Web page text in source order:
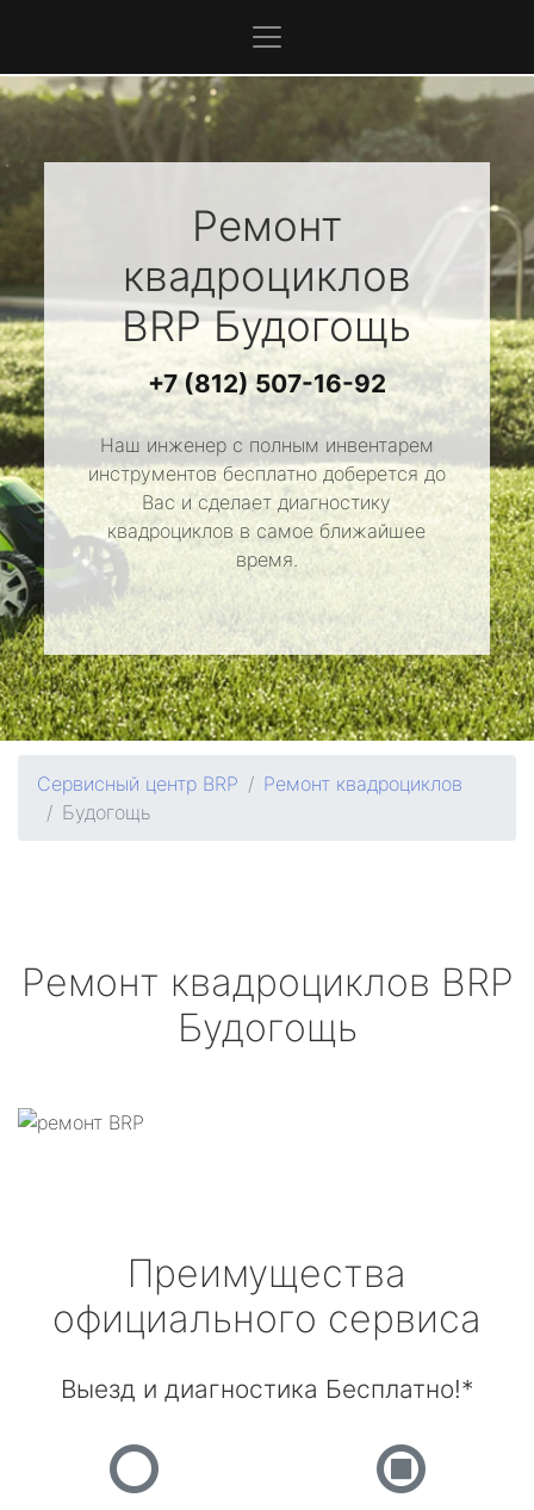
Ремонт
квадроциклов
BRPБудогощь
+7 (812) 507-16-92
Наш инженер с полным инвентарем
инструментов бесплатно доберется до
Вас и сделает диагностику
квадроциклов в самое ближайшее
время.
Сервисный центр BRP
Ремонт квадроциклов
Будогощь
Ремонт квадроциклов BRP
Будогощь
Преимущества
официального сервиса
Выезд и диагностика Бесплатно!*